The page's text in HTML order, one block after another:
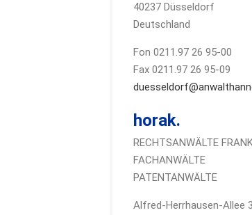
40237 Düsseldorf
Deutschland
Fon 0211.97 26 95-00
Fax 0211.97 26 95-09
horak.
RECHTSANWÄLTE
FACHANWÄLTE
PATENTANWÄLTE
Alfred-Herrhausen-Allee